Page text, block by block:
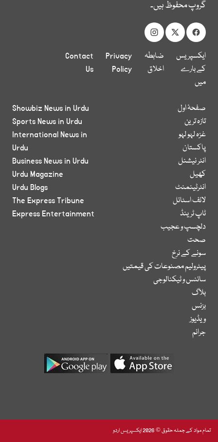
گروپ محفوظ ہیں۔
ایکسپریس
کے بارے
میں
ضابطہ
اخلاق
Privacy
Policy
Contact
Us
صفحۂ اول
تازہ ترین
غزہ لہو لہو
پاکستان
انٹر نیشنل
کھیل
انٹرٹینمنٹ
لائف اسٹائل
ٹاپ ٹرینڈ
دلچسپ و عجیب
صحت
سونے کے نرخ
پیٹرولیم مصنوعات کی قیمتیں
سائنس و ٹیکنالوجی
بلاگ
بزنس
ویڈیوز
جرائم
Showbiz News in Urdu
Sports News in Urdu
International News in
Urdu
Business News in Urdu
Urdu Magazine
Urdu Blogs
The Express Tribune
Express Entertainment
تمام مواد کے جملہ حقوق © 2026 ایکسپریس اردو